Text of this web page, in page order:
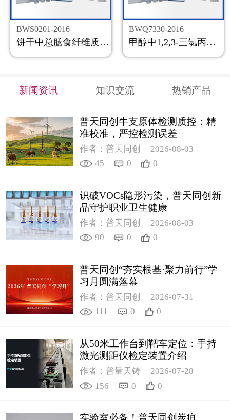
BWS0201-2016
饼干中总膳食纤维质控样品
BWQ7330-2016
甲醇中1,2,3-三氯丙烷溶液标准物质
新闻资讯 知识交流 热销产品
普天同创牛支原体检测质控：精
准校准，严控检测误差
作者：普天同创
2026-08-03
45
0 0
识破VOCs隐形污染，普天同创新
品守护职业卫生健康
作者：普天同创
2026-08-03
90
0 0
普天同创“夯实根基·聚力前行”学
习月圆满落幕
作者：普天同创
2026-07-31
111
0 0
从50米工作台到靶车定位：手持
激光测距仪检定装置介绍
作者：普量天铸
2026-07-28
156
0 0